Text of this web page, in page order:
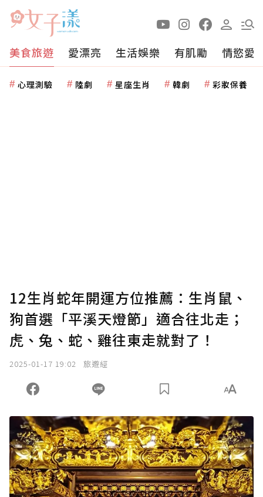
美食旅遊 愛漂亮 生活娛樂 有肌勵 情慾愛
心理測驗 陸劇 星座生肖 韓劇 彩妝保養
12生肖蛇年開運方位推薦：生肖鼠、
狗首選「平溪天燈節」適合往北走；
虎、兔、蛇、雞往東走就對了！
2025-01-17 19:02 旅遊經